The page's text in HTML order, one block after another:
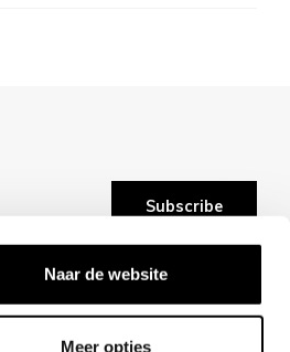
Naar de website
Meer opties
Subscribe